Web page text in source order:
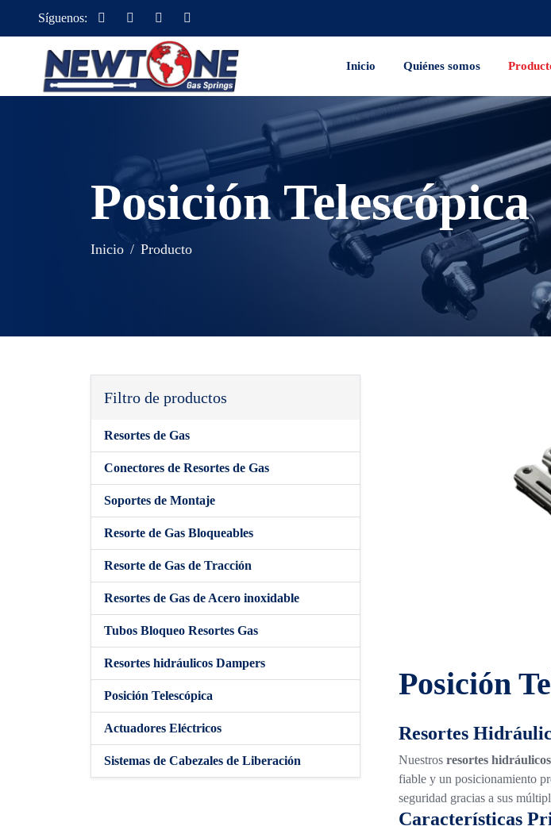
Síguenos:
Inicio Quiénes somos
Posición Telescópica
Inicio Producto
Filtro de productos
Resortes de Gas
Conectores de Resortes de Gas
Soportes de Montaje
Resorte de Gas Bloqueables
Resorte de Gas de Tracción
Resortes de Gas de Acero inoxidable
Tubos Bloqueo Resortes Gas
Resortes hidráulicos Dampers
Posición Telescópica
Actuadores Eléctricos
Sistemas de Cabezales de Liberación
Posición
Resortes
Nuestros resortes
fiable y un posicionamiento
seguridad gracias a sus
Características